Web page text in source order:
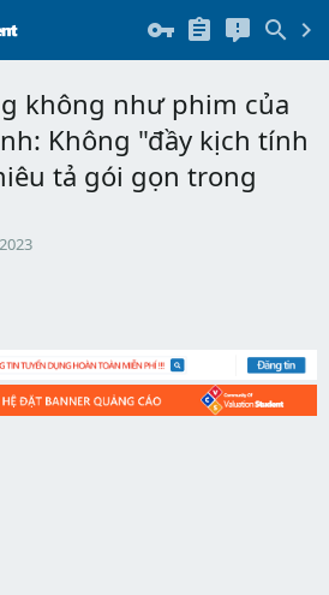
không như phim của
Không "đầy kịch tính
tả gói gọn trong